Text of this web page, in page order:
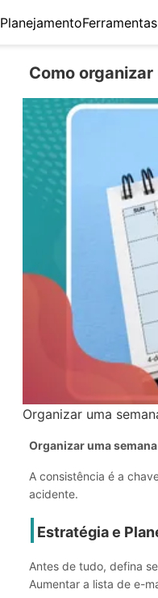
Planejamento
Como
Organizar uma
Organizar uma
A consistência é a
acidente.
Estratégia e
Antes de tudo, defina
Aumentar a lista de e-